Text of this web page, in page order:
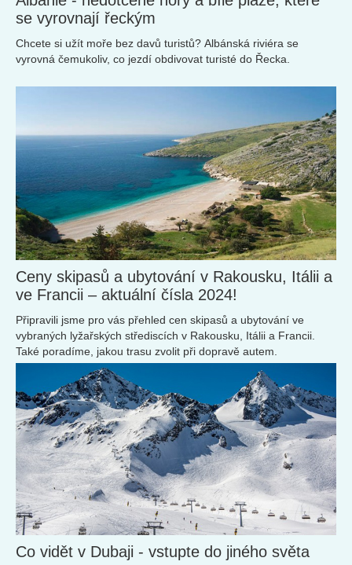
se vyrovnají řeckým
Chcete si užít moře bez davů turistů? Albánská riviéra se
vyrovná čemukoliv, co jezdí obdivovat turisté do Řecka.
Ceny skipasů a ubytování v Rakousku, Itálii a
ve Francii – aktuální čísla 2024!
Připravili jsme pro vás přehled cen skipasů a ubytování ve
vybraných lyžařských střediscích v Rakousku, Itálii a Francii.
Také poradíme, jakou trasu zvolit při dopravě autem.
Co vidět v Dubaji - vstupte do jiného světa